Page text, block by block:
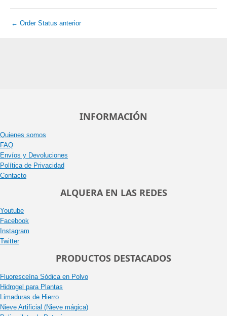
← Order Status anterior
INFORMACIÓN
Quienes somos
FAQ
Envíos y Devoluciones
Política de Privacidad
Contacto
ALQUERA EN LAS REDES
Youtube
Facebook
Instagram
Twitter
PRODUCTOS DESTACADOS
Fluoresceína Sódica en Polvo
Hidrogel para Plantas
Limaduras de Hierro
Nieve Artificial (Nieve mágica)